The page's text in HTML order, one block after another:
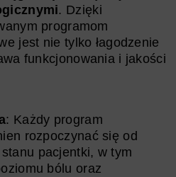
. Dzięki
programom
jest nie tylko łagodzenie
funkcjonowania i jakości
: Każdy program
rozpoczynać się od
pacjentki, w tym
bólu oraz